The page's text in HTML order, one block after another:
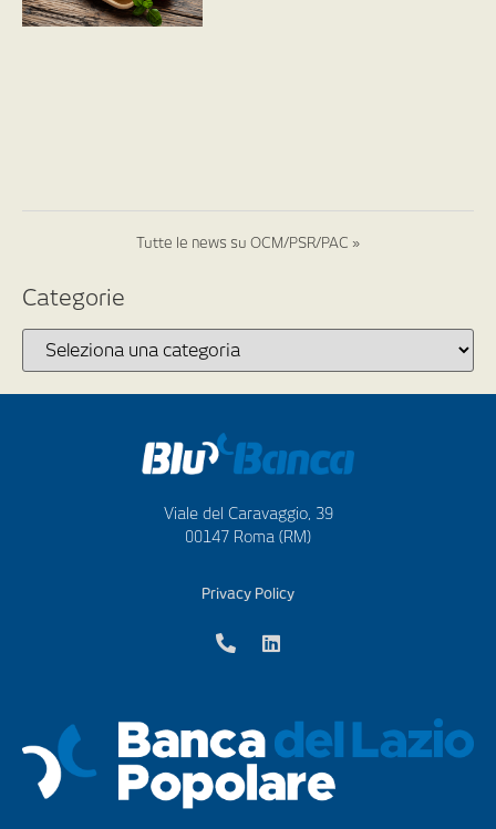
Tutte le news su OCM/PSR/PAC »
Categorie
Viale del Caravaggio, 39
00147 Roma (RM)
Privacy Policy